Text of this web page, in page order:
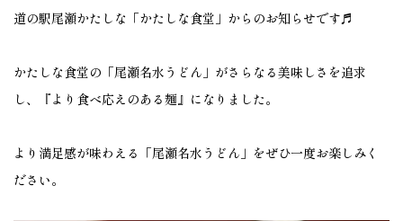
道の駅尾瀬かたしな「かたしな食堂」からのお知らせです♬
かたしな食堂の「尾瀬名水うどん」がさらなる美味しさを追求
し、『より食べ応えのある麺』になりました。
より満足感が味わえる「尾瀬名水うどん」をぜひ一度お楽しみく
ださい。